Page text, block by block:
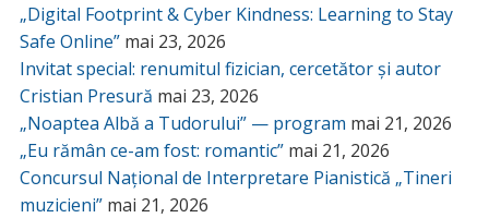
„Digital Footprint & Cyber Kindness: Learning to Stay
Safe Online” mai 23, 2026
Invitat special: renumitul fizician, cercetător și autor
Cristian Presură mai 23, 2026
„Noaptea Albă a Tudorului” — program mai 21, 2026
„Eu rămân ce-am fost: romantic” mai 21, 2026
Concursul Național de Interpretare Pianistică „Tineri
muzicieni” mai 21, 2026